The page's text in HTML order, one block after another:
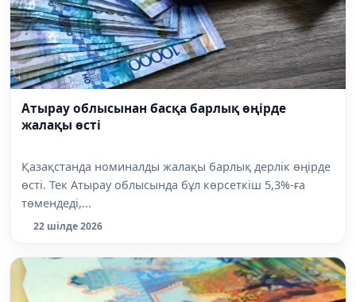
Атырау облысынан басқа барлық өңірде
жалақы өсті
Қазақстанда номиналды жалақы барлық дерлік өңірде
өсті. Тек Атырау облысында бұл көрсеткіш 5,3%-ға
төмендеді,...
22 шілде 2026